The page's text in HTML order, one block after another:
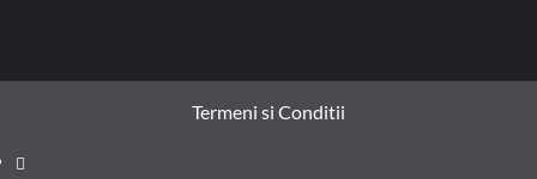
Termeni si Conditii
Prima